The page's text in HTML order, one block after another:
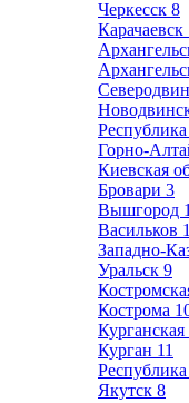
Черкесск 8
Карачаевск
Горно-
Киевская
Бровари 3
Вышгород 1
Васильков 1
Западно-
Уральск 9
Кострома
Курганская
Курган 11
Якутск 8